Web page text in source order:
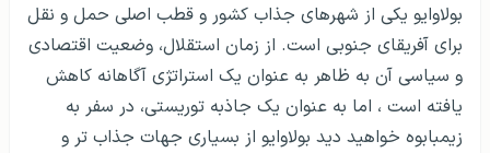
بولاوایو یکی از شهرهای جذاب کشور و قطب اصلی حمل و نقل
برای آفریقای جنوبی است. از زمان استقلال، وضعیت اقتصادی
و سیاسی آن به ظاهر به عنوان یک استراتژی آگاهانه کاهش
یافته است ، اما به عنوان یک جاذبه توریستی، در سفر به
زیمبابوه خواهید دید بولاوایو از بسیاری جهات جذاب تر و